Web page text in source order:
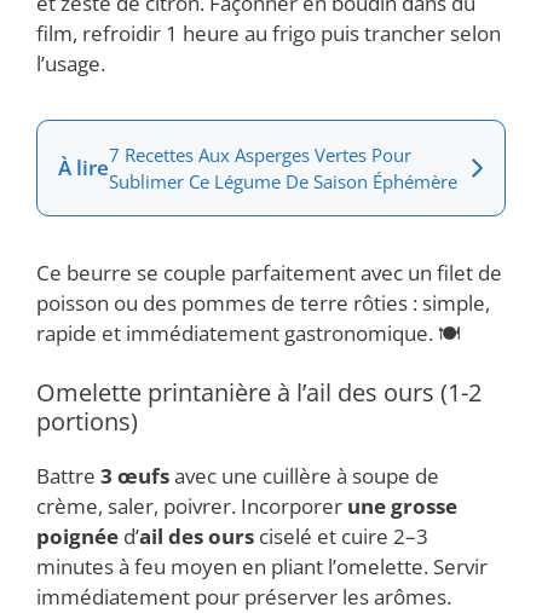
film, refroidir 1 heure au frigo puis trancher selon
l’usage.
À lire7 Recettes Aux Asperges Vertes Pour
Sublimer Ce Légume De Saison Éphémère
Ce beurre se couple parfaitement avec un filet de
poisson ou des pommes de terre rôties : simple,
rapide et immédiatement gastronomique. 🍽️
Omelette printanière à l’ail des ours (1-2
portions)
Battre 3 œufsavec une cuillère à soupe de
crème, saler, poivrer. Incorporer une grosse
poignée d’ail des ours ciselé et cuire 2–3
minutes à feu moyen en pliant l’omelette. Servir
immédiatement pour préserver les arômes.